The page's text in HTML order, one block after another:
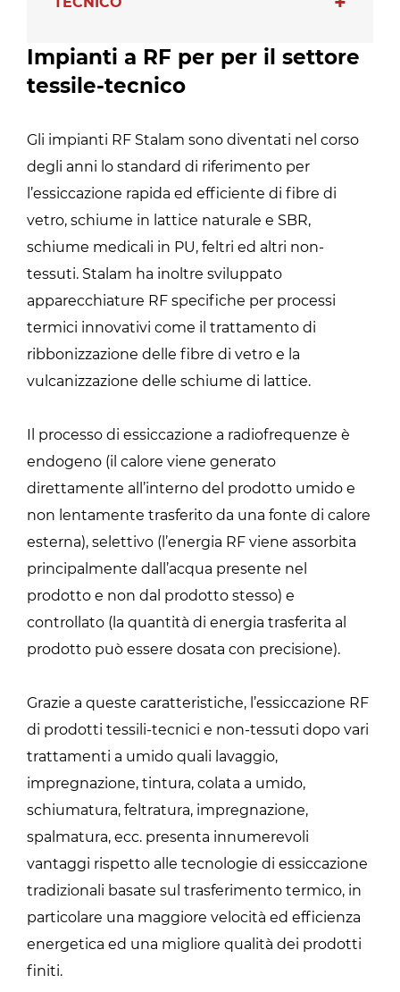
Impianti a RF per per il settore
tessile-tecnico
Gli impianti RF Stalam sono diventati nel corso
degli anni lo standard di riferimento per
l’essiccazione rapida ed efficiente di fibre di
vetro, schiume in lattice naturale e SBR,
schiume medicali in PU, feltri ed altri non-
tessuti. Stalam ha inoltre sviluppato
apparecchiature RF specifiche per processi
termici innovativi come il trattamento di
ribbonizzazione delle fibre di vetro e la
vulcanizzazione delle schiume di lattice.
Il processo di essiccazione a radiofrequenze è
endogeno (il calore viene generato
direttamente all’interno del prodotto umido e
non lentamente trasferito da una fonte di calore
esterna), selettivo (l’energia RF viene assorbita
principalmente dall’acqua presente nel
prodotto e non dal prodotto stesso) e
controllato (la quantità di energia trasferita al
prodotto può essere dosata con precisione).
Grazie a queste caratteristiche, l’essiccazione RF
di prodotti tessili-tecnici e non-tessuti dopo vari
trattamenti a umido quali lavaggio,
impregnazione, tintura, colata a umido,
schiumatura, feltratura, impregnazione,
spalmatura, ecc. presenta innumerevoli
vantaggi rispetto alle tecnologie di essiccazione
tradizionali basate sul trasferimento termico, in
particolare una maggiore velocità ed efficienza
energetica ed una migliore qualità dei prodotti
finiti.